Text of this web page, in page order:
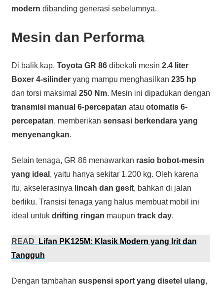
modern dibanding generasi sebelumnya.
Mesin dan Performa
Di balik kap, Toyota GR 86dibekali mesin 2.4 liter
Boxer 4-silinderyang mampu menghasilkan 235 hp
dan torsi maksimal 250 Nm. Mesin ini dipadukan dengan
transmisi manual 6-percepatan atau otomatis 6-
percepatan, memberikan sensasi berkendara yang
menyenangkan.
Selain tenaga, GR 86 menawarkan rasio bobot-mesin
yang ideal , yaitu hanya sekitar 1.200 kg. Oleh karena
itu, akselerasinya lincah dan gesit, bahkan di jalan
berliku. Transisi tenaga yang halus membuat mobil ini
ideal untuk drifting ringan maupun track day.
READ
Lifan PK125M: Klasik Modern yang Irit dan
Tangguh
Dengan tambahan suspensi sport yang disetel ulang,